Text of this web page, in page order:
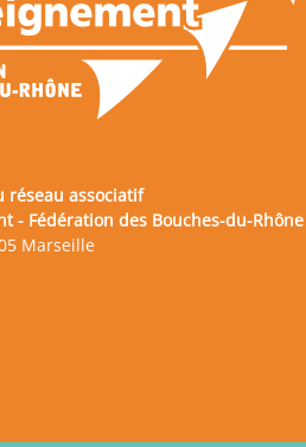
réseau associatif
- Fédération des Bouches-du-Rhône
Marseille